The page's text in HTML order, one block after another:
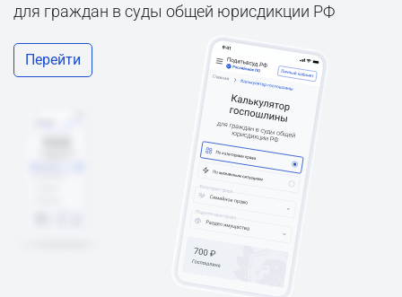
для граждан в суды общей юрисдикции РФ
Перейти